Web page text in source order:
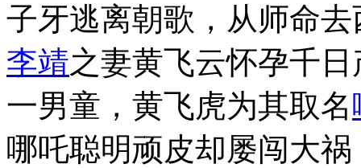
子牙逃离朝歌，从师命
李靖之妻黄飞云怀孕千
一男童，黄飞虎为其取名
哪吒聪明顽皮却屡闯大